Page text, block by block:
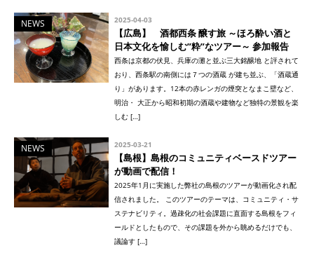
NEWS 2025-04-03
【広島】 酒都西条 醸す旅 ～ほろ酔い酒と
日本文化を愉しむ”粋”なツアー～ 参加報告
西条は京都の伏見、兵庫の灘と並ぶ三大銘醸地 と評されて
おり、西条駅の南側には７つの酒蔵 が建ち並ぶ、「酒蔵通
り」があります。12本の赤レンガの煙突となまこ壁など、
明治・ 大正から昭和初期の酒蔵や建物など独特の景観を楽
しむ […]
NEWS 2025-03-21
【島根】島根のコミュニティベースドツアー
が動画で配信！
2025年1月に実施した弊社の島根のツアーが動画化され配
信されました。 このツアーのテーマは、コミュニティ・サ
ステナビリティ。過疎化の社会課題に直面する島根をフィ
ールドとしたもので、その課題を外から眺めるだけでも、
議論す […]